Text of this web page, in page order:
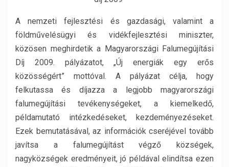
A nemzeti fejlesztési és gazdasági, valamint a
földművelésügyi és vidékfejlesztési miniszter,
közösen meghirdetik a Magyarországi Falumegújítási
Díj 2009. pályázatot, „Új energiák egy erős
közösségért” mottóval. A pályázat célja, hogy
felkutassa és díjazza a legjobb magyarországi
falumegújítási tevékenységeket, a kiemelkedő,
példamutató intézkedéseket, kezdeményezéseket.
Ezek bemutatásával, az információk cseréjével tovább
javítsa a falumegújítást végző községek,
nagyközségek eredményeit, jó példával elindítsa ezen